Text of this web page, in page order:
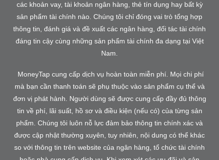
các khoản vay, tài khoản ngân hàng, thẻ tín dụng hay bất kỳ
sản phẩm tài chính nào. Chúng tôi chỉ đóng vai trò tổng hợp
thông tin, đánh giá và đề xuất các ngân hàng, đối tác tài chính
đáng tin cậy cùng những sản phẩm tài chính đa dạng tại Việt
Nam.
MoneyTap cung cấp dịch vụ hoàn toàn miễn phí. Mọi chi phí
mà bạn cần thanh toán sẽ phụ thuộc vào sản phẩm cụ thể và
đơn vị phát hành. Người dùng sẽ được cung cấp đầy đủ thông
tin về phí, lãi suất, hồ sơ và điều kiện (nếu có) của từng sản
phẩm. Chúng tôi luôn nỗ lực đảm bảo thông tin chính xác và
được cập nhật thường xuyên, tuy nhiên, nội dung có thể khác
so với thông tin trên website của ngân hàng, tổ chức tài chính